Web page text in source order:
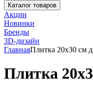
Каталог товаров
Акции
Новинки
Бренды
3D-дизайн
ГлавнаяПлитка 20x30 см
Плитка